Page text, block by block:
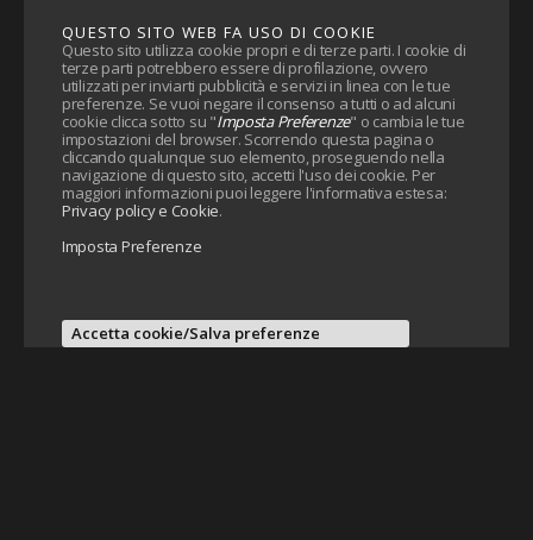
QUESTO SITO WEB FA USO DI COOKIE
Questo sito utilizza cookie propri e di terze parti. I cookie di
terze parti potrebbero essere di profilazione, ovvero
utilizzati per inviarti pubblicità e servizi in linea con le tue
preferenze. Se vuoi negare il consenso a tutti o ad alcuni
cookie clicca sotto su "Imposta Preferenze" o cambia le tue
impostazioni del browser. Scorrendo questa pagina o
cliccando qualunque suo elemento, proseguendo nella
navigazione di questo sito, accetti l'uso dei cookie. Per
maggiori informazioni puoi leggere l'informativa estesa:
Privacy policy e Cookie.
Imposta Preferenze
Accetta cookie/Salva preferenze